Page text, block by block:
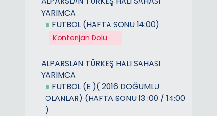
YARIMCA
FUTBOL (HAFTA SONU 14:00)
Kontenjan Dolu
ALPARSLAN TÜRKEŞ HALI SAHASI
YARIMCA
FUTBOL (E )( 2016 DOĞUMLU
OLANLAR) (HAFTA SONU 13 :00 / 14:00
)